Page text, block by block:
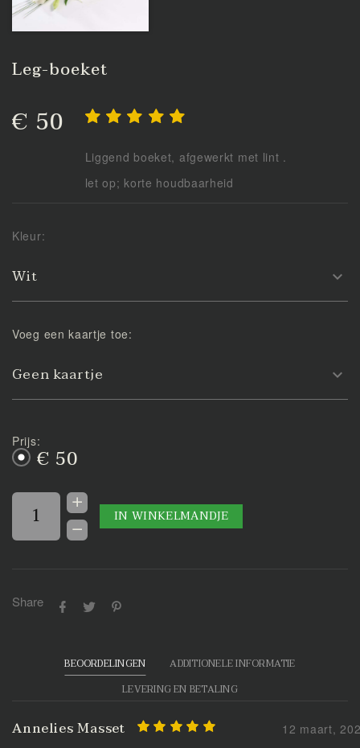
Leg-boeket
€ 50
Liggend boeket, afgewerkt met lint .
let op; korte houdbaarheid
Kleur:
Wit
Voeg een kaartje toe:
Geen kaartje
Prijs:
€ 50
IN WINKELMANDJE
Share
BEOORDELINGEN
ADDITIONELE INFORMATIE
LEVERING EN BETALING
Annelies Masset
12 maart,